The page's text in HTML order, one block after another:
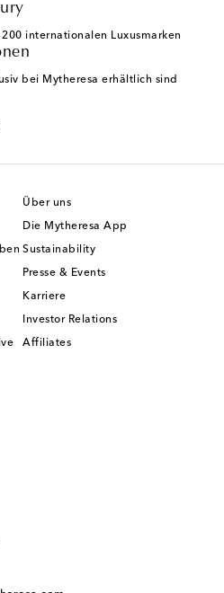
internationalen Luxusmarken
bei Mytheresa erhältlich sind
Über uns
Die Mytheresa App
Sustainability
Presse & Events
Karriere
Investor Relations
Affiliates